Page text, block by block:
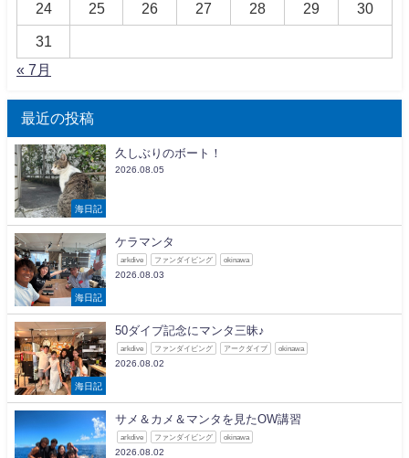
24 25 26 27 28 29 30
31
« 7月
最近の投稿
海日記
久しぶりのボート！
2026.08.05
海日記
ケラマンタ
arkdive ファンダイビング okinawa
2026.08.03
海日記
50ダイブ記念にマンタ三昧♪
arkdive ファンダイビング アークダイブ okinawa
2026.08.02
サメ＆カメ＆マンタを見たOW講習
arkdive ファンダイビング okinawa
2026.08.02